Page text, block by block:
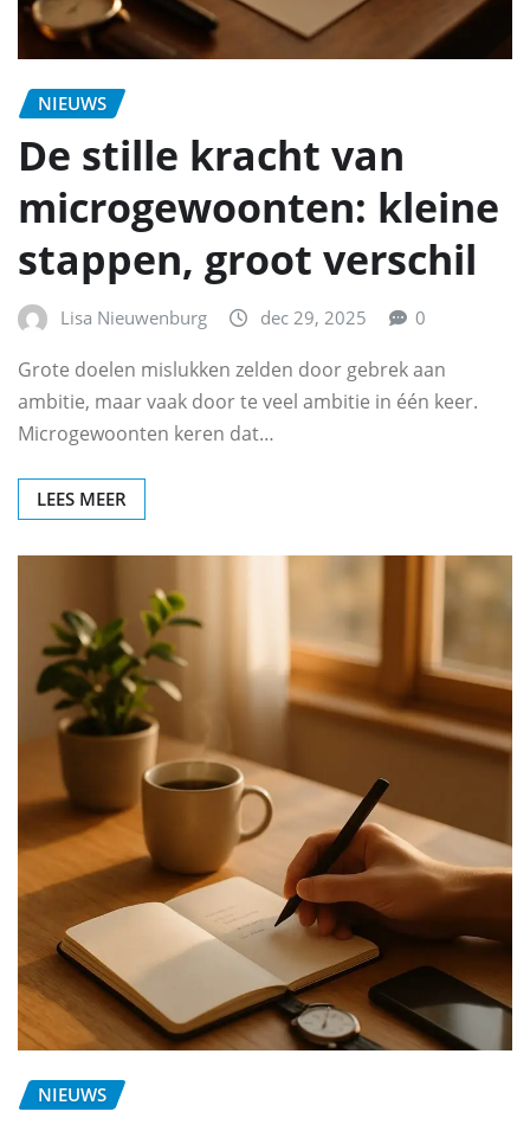
NIEUWS
De stille kracht van
microgewoonten: kleine
stappen, groot verschil
Lisa Nieuwenburg dec 29, 2025 0
Grote doelen mislukken zelden door gebrek aan
ambitie, maar vaak door te veel ambitie in één keer.
Microgewoonten keren dat…
LEES MEER
NIEUWS